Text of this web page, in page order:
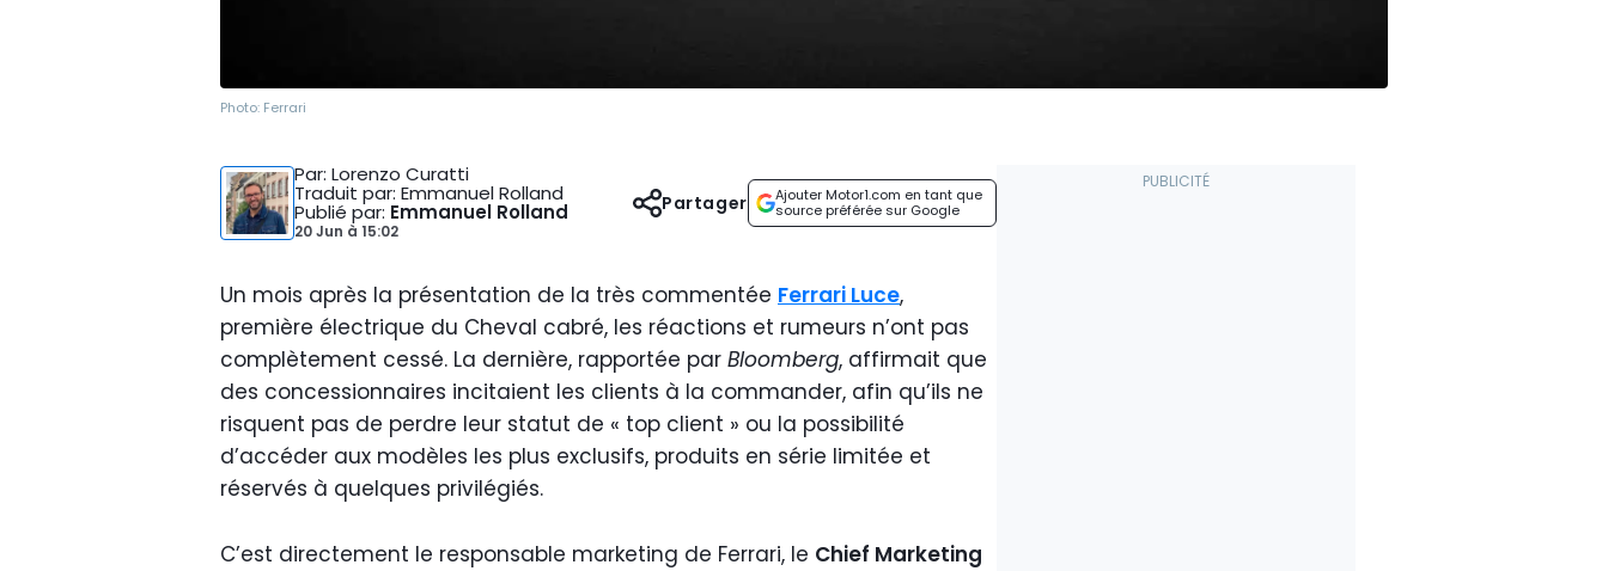
Photo: Ferrari
Par: Lorenzo Curatti
Traduit par: Emmanuel Rolland
Publié par: Emmanuel Rolland
20 Jun à 15:02
Ajouter Motor1.com en tant que
source préférée sur Google
Partager
Un mois après la présentation de la très commentée Ferrari Luce,
première électrique du Cheval cabré, les réactions et rumeurs n’ont pas
complètement cessé. La dernière, rapportée par Bloomberg, affirmait que
des concessionnaires incitaient les clients à la commander, afin qu’ils ne
risquent pas de perdre leur statut de « top client » ou la possibilité
d’accéder aux modèles les plus exclusifs, produits en série limitée et
réservés à quelques privilégiés.
C’est directement le responsable marketing de Ferrari, le Chief Marketing